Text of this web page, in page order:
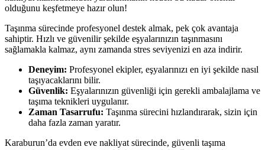
olduğunu keşfetmeye hazır olun!
Taşınma sürecinde profesyonel destek almak, pek çok avantaja
sahiptir. Hızlı ve güvenilir şekilde eşyalarınızın taşınmasını
sağlamakla kalmaz, aynı zamanda stres seviyenizi en aza indirir.
Deneyim: Profesyonel ekipler, eşyalarınızı en iyi şekilde nasıl
taşıyacaklarını bilir.
Güvenlik: Eşyalarınızın güvenliği için gerekli ambalajlama ve
taşıma teknikleri uygulanır.
Zaman Tasarrufu: Taşınma sürecini hızlandırarak, sizin için
daha fazla zaman yaratır.
Karaburun’da evden eve nakliyat sürecinde, güvenli taşıma